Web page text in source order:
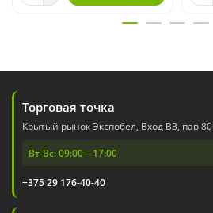
Торговая точка
Крытый рынок Экспобел, Вход В3, пав 80
Вт-Вс: 09:00—17:00
+375 29 176-40-40